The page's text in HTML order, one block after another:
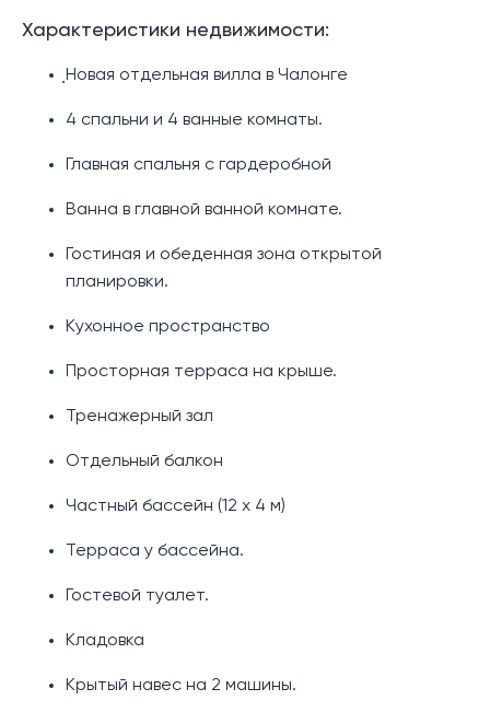
Характеристики недвижимости:
ฺНовая отдельная вилла в Чалонге
4 спальни и 4 ванные комнаты.
Главная спальня с гардеробной
Ванна в главной ванной комнате.
Гостиная и обеденная зона открытой
планировки.
Кухонное пространство
Просторная терраса на крыше.
Тренажерный зал
Отдельный балкон
Частный бассейн (12 х 4 м)
Терраса у бассейна.
Гостевой туалет.
Кладовка
Крытый навес на 2 машины.